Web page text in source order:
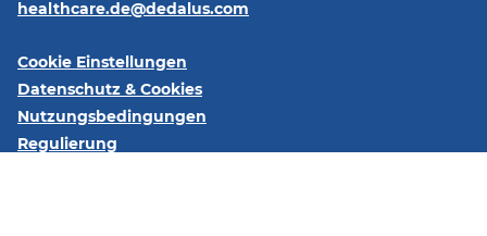
healthcare.de@dedalus.com
Cookie Einstellungen
Datenschutz & Cookies
Nutzungsbedingungen
Regulierung